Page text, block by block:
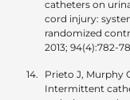
catheters on
cord injury:
randomized
2013; 94(4):782-
Prieto J, Murphy
Intermittent